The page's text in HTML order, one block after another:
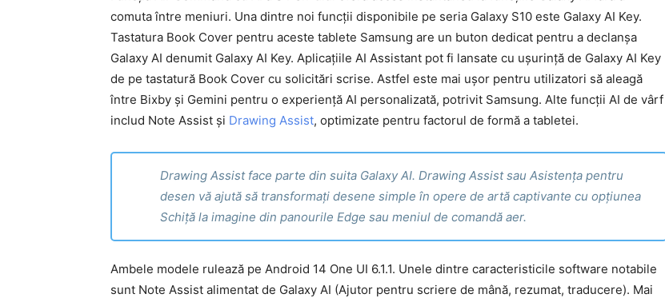
comuta între meniuri. Una dintre noi funcții disponibile pe seria Galaxy S10 este Galaxy AI Key.
Tastatura Book Cover pentru aceste tablete Samsung are un buton dedicat pentru a declanșa
Galaxy AI denumit Galaxy AI Key. Aplicațiile AI Assistant pot fi lansate cu ușurință de Galaxy AI Key
de pe tastatură Book Cover cu solicitări scrise. Astfel este mai ușor pentru utilizatori să aleagă
între Bixby și Gemini pentru o experiență AI personalizată, potrivit Samsung. Alte funcții AI de vârf
includ Note Assist și Drawing Assist, optimizate pentru factorul de formă a tabletei.
Drawing Assist face parte din suita Galaxy AI. Drawing Assist sau Asistența pentru
desen vă ajută să transformați desene simple în opere de artă captivante cu opțiunea
Schiță la imagine din panourile Edge sau meniul de comandă aer.
Ambele modele rulează pe Android 14 One UI 6.1.1. Unele dintre caracteristicile software notabile
sunt Note Assist alimentat de Galaxy AI (Ajutor pentru scriere de mână, rezumat, traducere). Mai